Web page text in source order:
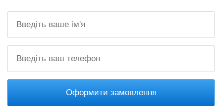
Оформити замовлення